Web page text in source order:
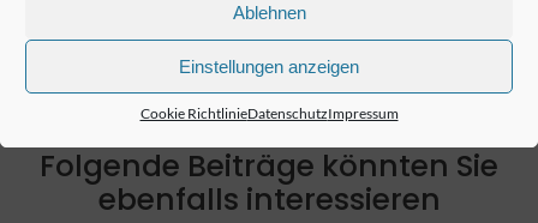
Ablehnen
Einstellungen anzeigen
Cookie RichtlinieDatenschutzImpressum
Folgende Beiträge könnten Sie
ebenfalls interessieren